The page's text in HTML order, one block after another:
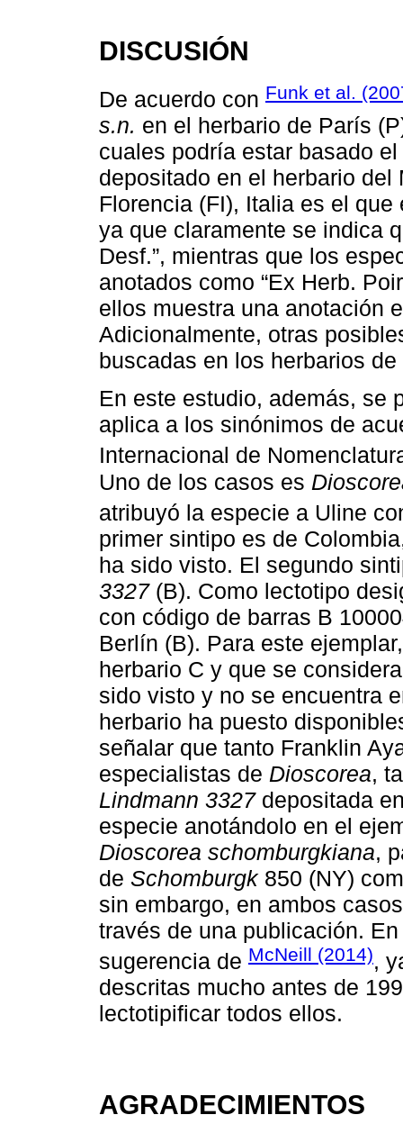
DISCUSIÓN
De acuerdo con Funk et al.
s.n. en el herbario de París
cuales podría estar basado
depositado en el herbario
Florencia (FI), Italia es el
ya que claramente se indica
Desf.”, mientras que los
anotados como “Ex Herb.
ellos muestra una anotación
Adicionalmente, otras
buscadas en los herbarios
En este estudio, además, se
aplica a los sinónimos de
Internacional de
Uno de los casos es
atribuyó la especie a Uline
primer sintipo es de
ha sido visto. El segundo
3327(B). Como lectotipo
con código de barras B
Berlín (B). Para este
herbario C y que se
sido visto y no se encuentra
herbario ha puesto
señalar que tanto Franklin
especialistas de Dioscorea,
Lindmann 3327depositada
especie anotándolo en el
Dioscorea schomburgkiana,
de Schomburgk850 (NY)
sin embargo, en ambos
través de una publicación.
sugerencia de McNeill (2014),
descritas mucho antes de
lectotipificar todos ellos.
AGRADECIMIENTOS